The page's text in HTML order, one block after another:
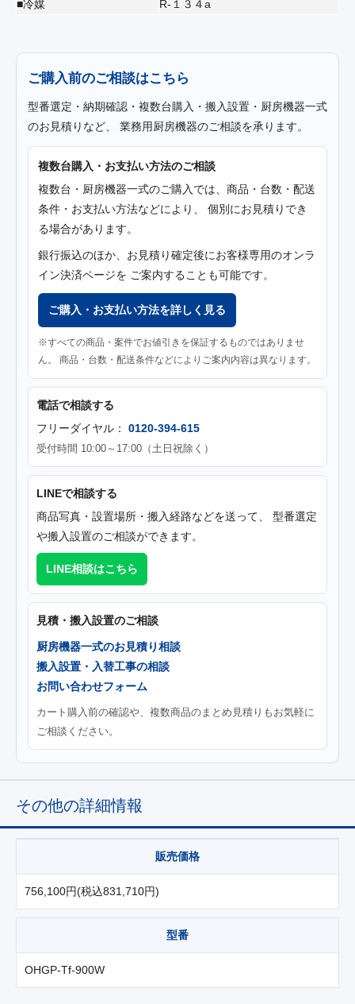
■冷媒 R‐１３４a
ご購入前のご相談はこちら
型番選定・納期確認・複数台購入・搬入設置・厨房機器一式
のお見積りなど、 業務用厨房機器のご相談を承ります。
複数台購入・お支払い方法のご相談
複数台・厨房機器一式のご購入では、商品・台数・配送
条件・お支払い方法などにより、 個別にお見積りでき
る場合があります。
銀行振込のほか、お見積り確定後にお客様専用のオンラ
イン決済ページを ご案内することも可能です。
ご購入・お支払い方法を詳しく見る
※すべての商品・案件でお値引きを保証するものではありませ
ん。 商品・台数・配送条件などによりご案内内容は異なります。
電話で相談する
フリーダイヤル： 0120-394-615
受付時間 10:00～17:00（土日祝除く）
LINEで相談する
商品写真・設置場所・搬入経路などを送って、 型番選定
や搬入設置のご相談ができます。
LINE相談はこちら
見積・搬入設置のご相談
厨房機器一式のお見積り相談
搬入設置・入替工事の相談
お問い合わせフォーム
カート購入前の確認や、複数商品のまとめ見積りもお気軽に
ご相談ください。
その他の詳細情報
販売価格
756,100円(税込831,710円)
型番
OHGP-Tf-900W